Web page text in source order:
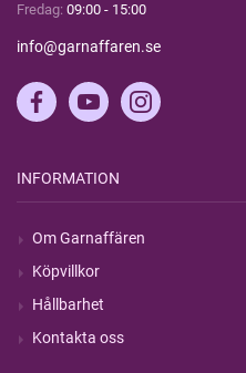
Fredag: 09:00 - 15:00
info@garnaffaren.se
INFORMATION
Om Garnaffären
Köpvillkor
Hållbarhet
Kontakta oss